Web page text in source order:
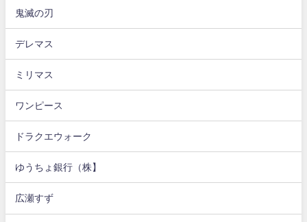
鬼滅の刃
デレマス
ミリマス
ワンピース
ドラクエウォーク
ゆうちょ銀行（株】
広瀬すず